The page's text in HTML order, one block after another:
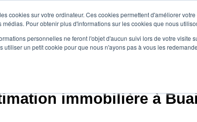
cookies sur votre ordinateur. Ces cookies permettent d'améliorer
médias. Pour obtenir plus d'informations sur les cookies que nous
personnelles ne feront l'objet d'aucun suivi lors de votre visite
utiliser un petit cookie pour que nous n'ayons pas à vous les
Prix
immobilière à